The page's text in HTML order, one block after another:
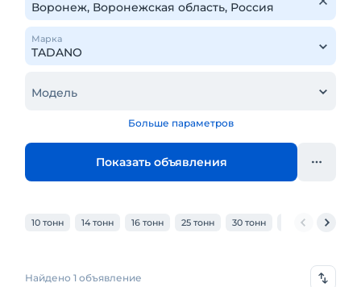
Марка
Модель
Больше параметров
Показать объявления
10 тонн 14 тонн 16 тонн 25 тонн 30 тонн 32 тонн
Найдено 1 объявление